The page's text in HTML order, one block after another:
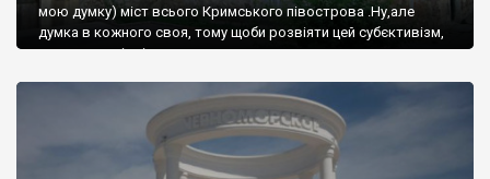
мою думку) міст всього Кримського півострова .Ну,але
думка в кожного своя, тому щоби розвіяти цей субєктивізм,
запрошую відвідати це